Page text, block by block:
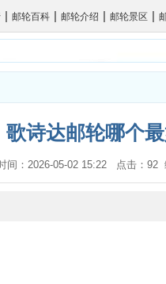
| 邮轮百科 | 邮轮介绍 | 邮轮景区 |
诗达邮轮哪个
间：2026-05-02 15:22 点击：